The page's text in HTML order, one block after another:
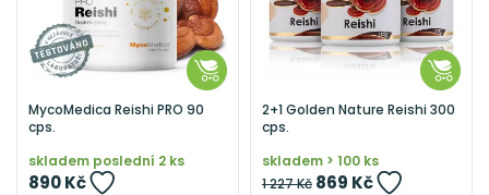
MycoMedica Reishi PRO 90
cps.
skladem poslední 2 ks
890 Kč
2+1 Golden Nature Reishi 300
cps.
skladem > 100 ks
1 227 Kč 869 Kč